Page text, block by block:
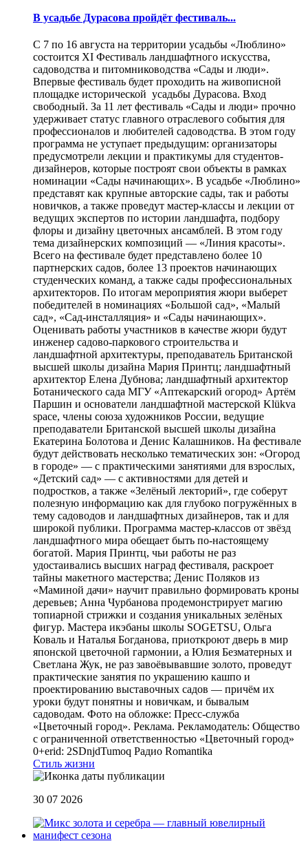
В усадьбе Дурасова пройдёт фестиваль...
С 7 по 16 августа на территории усадьбы «Люблино»
состоится XI Фестиваль ландшафтного искусства,
садоводства и питомниководства «Сады и люди».
Впервые фестиваль будет проходить на живописной
площадке исторической усадьбы Дурасова. Вход
свободный. За 11 лет фестиваль «Сады и люди» прочно
удерживает статус главного отраслевого события для
профессионалов и любителей садоводства. В этом году
программа не уступает предыдущим: организаторы
предусмотрели лекции и практикумы для студентов-
дизайнеров, которые построят свои объекты в рамках
номинации «Сады начинающих». В усадьбе «Люблино»
представят как крупные авторские сады, так и работы
новичков, а также проведут мастер-классы и лекции от
ведущих экспертов по истории ландшафта, подбору
флоры и дизайну цветочных ансамблей. В этом году
тема дизайнерских композиций — «Линия красоты».
Всего на фестивале будет представлено более 10
партнерских садов, более 13 проектов начинающих
студенческих команд, а также сады профессиональных
архитекторов. По итогам мероприятия жюри выберет
победителей в номинациях «Большой сад», «Малый
сад», «Сад-инсталляция» и «Сады начинающих».
Оценивать работы участников в качестве жюри будут
инженер садово-паркового строительства и
ландшафтной архитектуры, преподаватель Британской
высшей школы дизайна Мария Принтц; ландшафтный
архитектор Елена Дубнова; ландшафтный архитектор
Ботанического сада МГУ «Аптекарский огород» Артём
Паршин и основатели ландшафтной мастерской Klükva
space, члены союза художников России, ведущие
преподаватели Британской высшей школы дизайна
Екатерина Болотова и Денис Калашников. На фестивале
будут действовать несколько тематических зон: «Огород
в городе» — с практическими занятиями для взрослых,
«Детский сад» — с активностями для детей и
подростков, а также «Зелёный лекторий», где соберут
полезную информацию как для глубоко погружённых в
тему садоводов и ландшафтных дизайнеров, так и для
широкой публики. Программа мастер-классов от звёзд
ландшафтного мира обещает быть по-настоящему
богатой. Мария Принтц, чьи работы не раз
удостаивались высших наград фестиваля, раскроет
тайны макетного мастерства; Денис Поляков из
«Маминой дачи» научит правильно формировать кроны
деревьев; Анна Чурбанова продемонстрирует магию
топиарной стрижки и создания уникальных зелёных
фигур. Мастера икэбаны школы SOGETSU, Ольга
Коваль и Наталья Богданова, приоткроют дверь в мир
японской цветочной гармонии, а Юлия Безматерных и
Светлана Жук, не раз завоёвывавшие золото, проведут
практические занятия по украшению кашпо и
проектированию выставочных садов — причём их
уроки будут понятны и новичкам, и бывалым
садоводам. Фото на обложке: Пресс-служба
«Цветочный город». Реклама. Рекламодатель: Общество
с ограниченной ответственностью «Цветочный город»
0+erid: 2SDnjdTumoq Радио Romantika
Стиль жизни
30 07 2026